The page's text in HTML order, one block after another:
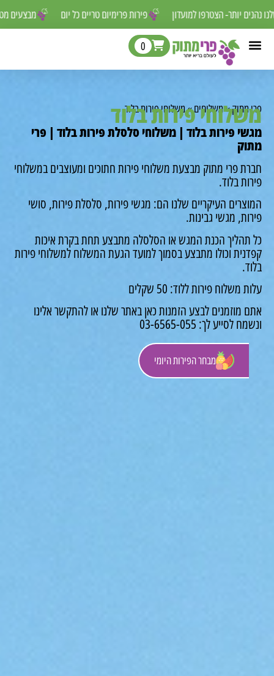
פירות פרימיום טריים כל יום שלנו נהנים יותר- הצטרפו למועדון
מבחר הפירות היומי
0
»משלוחים»משלוחי פירות בלוד
פירות בלוד
פירות בלוד | משלוחי סלסלת פירות בלוד | פרי
פרי מתוק מבצעת משלוחי פירות חתוכים ומעוצבים במשלוחי
בלוד.
העיקריים שלנו הם: מגשי פירות, סלסלת פירות, סושי
מגשי גבינות.
הכנת המגש או הסלסלה מתבצע תחת בקרת איכות
וכולו מתבצע בסמוך למועד הגעת המשלוח למשלוחי פירות
פירות ללוד: 50 שקלים
מוזמנים לבצע הזמנות כאן באתר שלנו או להתקשר אלינו
לך: 03-6565-055